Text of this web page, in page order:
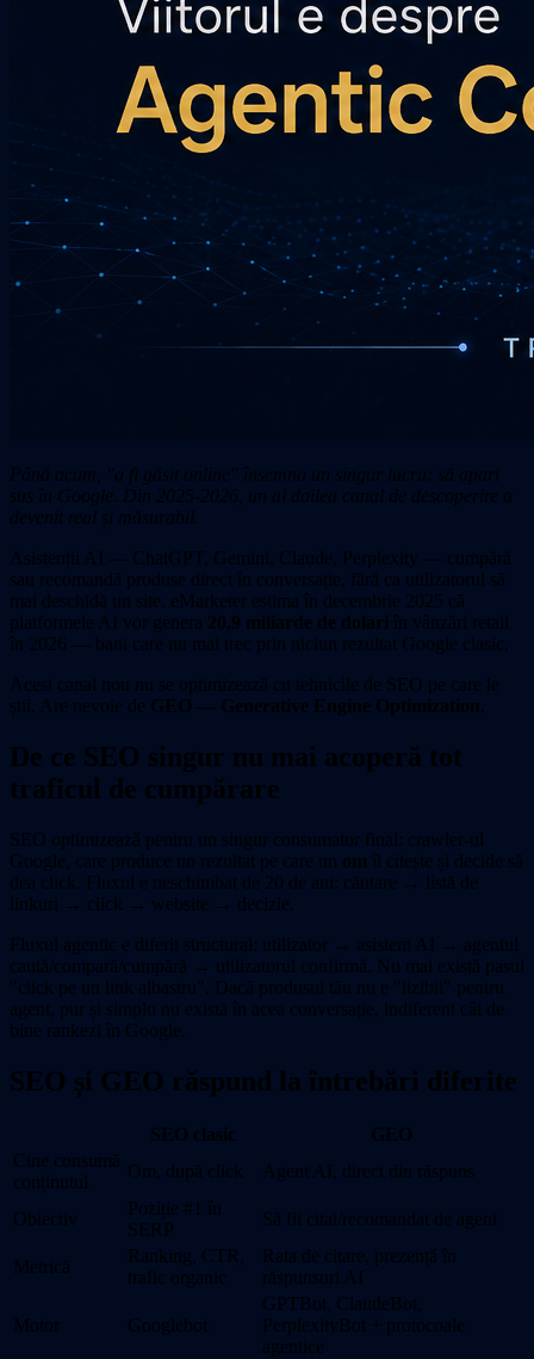
Până acum, "a fi găsit online" însemna un singur lucru: să apari
sus în Google. Din 2025-2026, un al doilea canal de descoperire a
devenit real și măsurabil.
Asistenții AI — ChatGPT, Gemini, Claude, Perplexity — cumpără
sau recomandă produse direct în conversație, fără ca utilizatorul să
mai deschidă un site. eMarketer estima în decembrie 2025 că
platformele AI vor genera 20,9 miliarde de dolari în vânzări retail
în 2026 — bani care nu mai trec prin niciun rezultat Google clasic.
Acest canal nou nu se optimizează cu tehnicile de SEO pe care le
știi. Are nevoie de GEO — Generative Engine Optimization
De ce SEO singur nu mai acoperă tot
traficul de cumpărare
SEO optimizează pentru un singur consumator final: crawler-ul
Google, care produce un rezultat pe care un om îl citește și decide să
dea click. Fluxul e neschimbat de 20 de ani: căutare → listă de
linkuri → click → website → decizie.
Fluxul agentic e diferit structural: utilizator → asistent AI → agentul
caută/compară/cumpără → utilizatorul confirmă. Nu mai există pasul
"click pe un link albastru". Dacă produsul tău nu e "lizibil" pentru
agent, pur și simplu nu există în acea conversație, indiferent cât de
bine rankezi în Google.
SEO și GEO răspund la întrebări diferite
SEO clasic
GEO
Cine consumă
conținutul
Om, după click Agent AI, direct din răspuns
Obiectiv
Poziție #1 în
SERP
Să fii citat/recomandat de agent
Metrică
Ranking, CTR,
trafic organic
Rata de citare, prezență în
răspunsuri AI
Motor Googlebot
GPTBot, ClaudeBot,
PerplexityBot + protocoale
agentice